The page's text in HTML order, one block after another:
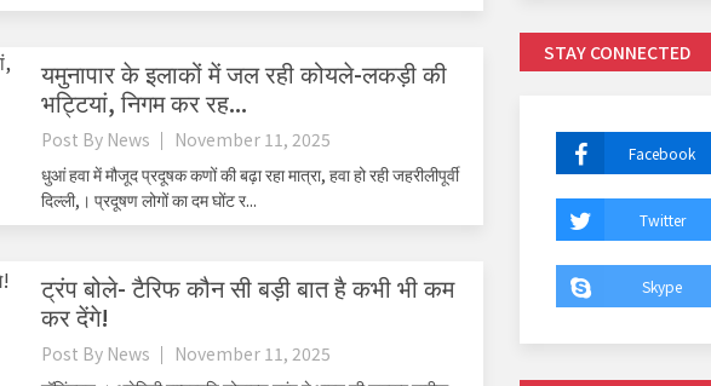
यमुनापार के इलाकों में जल रही कोयले-लकड़ी की
भट्टियां, निगम कर रह...
Post By News
November 11, 2025
धुआं हवा में मौजूद प्रदूषक कणों की बढ़ा रहा मात्रा, हवा हो रही जहरीलीपूर्वी
दिल्ली,। प्रदूषण लोगों का दम घोंट र...
ट्रंप बोले- टैरिफ कौन सी बड़ी बात है कभी भी कम
कर देंगे!
Post By News
November 11, 2025
STAY CONNECTED
Facebook
Twitter
Skype